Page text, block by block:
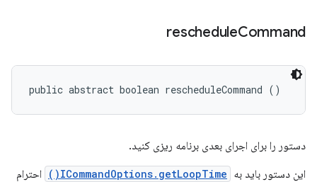
rescheduleCommand
public abstract boolean rescheduleCommand ()
دستور را برای اجرای بعدی برنامه ریزی کنید.
این دستور باید به ICommandOptions.getLoopTime()
احترام